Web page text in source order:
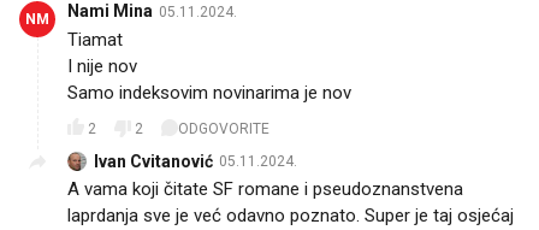
NM Nami Mina 05.11.2024.
Tiamat
I nije nov
Samo indeksovim novinarima je nov
2 2 ODGOVORITE
Ivan Cvitanović 05.11.2024.
A vama koji čitate SF romane i pseudoznanstvena
laprdanja sve je već odavno poznato. Super je taj osjećaj